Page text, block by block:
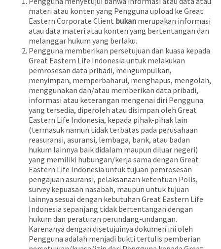
materi atau konten yang Pengguna upload ke Great
Eastern Corporate Client bukanmerupakan informasi
atau data materi atau konten yang bertentangan dan
melanggar hukum yang berlaku.
Pengguna memberikan persetujuan dan kuasa kepada
Great Eastern Life Indonesia untuk melakukan
pemrosesan data pribadi, mengumpulkan,
menyimpan, memperbaharui, menghapus, mengolah,
menggunakan dan/atau memberikan data pribadi,
informasi atau keterangan mengenai diri Pengguna
yang tersedia, diperoleh atau disimpan oleh Great
Eastern Life Indonesia, kepada pihak-pihak lain
(termasuk namun tidak terbatas pada perusahaan
reasuransi, asuransi, lembaga, bank, atau badan
hukum lainnya baik didalam maupun diluar negeri)
yang memiliki hubungan/kerja sama dengan Great
Eastern Life Indonesia untuk tujuan pemrosesan
pengajuan asuransi, pelaksanaan ketentuan Polis,
survey kepuasan nasabah, maupun untuk tujuan
lainnya sesuai dengan kebutuhan Great Eastern Life
Indonesia sepanjang tidak bertentangan dengan
hukum dan peraturan perundang-undangan.
Karenanya dengan disetujuinya dokumen ini oleh
Pengguna adalah menjadi bukti tertulis pemberian